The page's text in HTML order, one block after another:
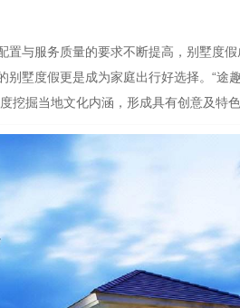
与服务质量的要求不断提高，别墅度
墅度假更是成为家庭出行好选择。“途
挖掘当地文化内涵，形成具有创意及特